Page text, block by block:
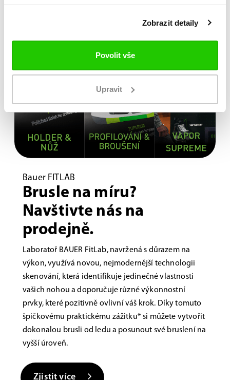
Zobrazit detaily
Povolit vše
Upravit
Bauer FITLAB
Brusle na míru?
Navštivte nás na
prodejně.
Laboratoř BAUER FitLab, navržená s důrazem na
výkon, využívá novou, nejmodernější technologii
skenování, která identifikuje jedinečné vlastnosti
vašich nohou a doporučuje různé výkonnostní
prvky, které pozitivně ovlivní váš krok. Díky tomuto
špičkovému praktickému zážitku* si můžete vytvořit
dokonalou brusli od ledu a posunout své bruslení na
vyšší úroveň.
Zjistit více